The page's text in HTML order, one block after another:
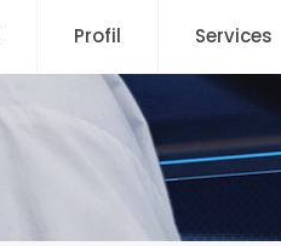
Profil Services